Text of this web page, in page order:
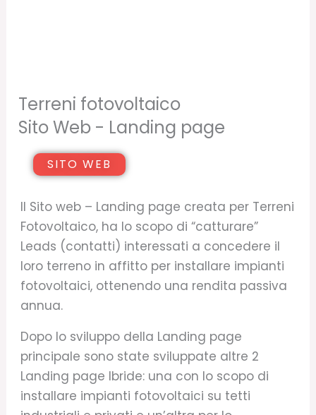
Terreni fotovoltaico
Sito Web - Landing page
SITO WEB
Il Sito web – Landing page creata per Terreni
Fotovoltaico, ha lo scopo di “catturare”
Leads (contatti) interessati a concedere il
loro terreno in affitto per installare impianti
fotovoltaici, ottenendo una rendita passiva
annua.
Dopo lo sviluppo della Landing page
principale sono state sviluppate altre 2
Landing page Ibride: una con lo scopo di
installare impianti fotovoltaici su tetti